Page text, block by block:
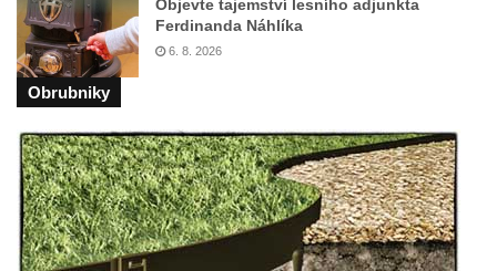
Objevte tajemství lesního adjunkta
Ferdinanda Náhlíka
6. 8. 2026
Obrubniky